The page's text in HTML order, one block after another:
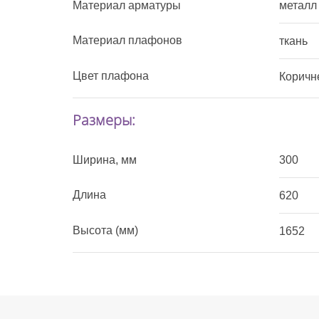
Материал арматуры металл
Материал плафонов ткань
Цвет плафона
Размеры:
Ширина, мм 300
Длина 620
Высота (мм) 1652